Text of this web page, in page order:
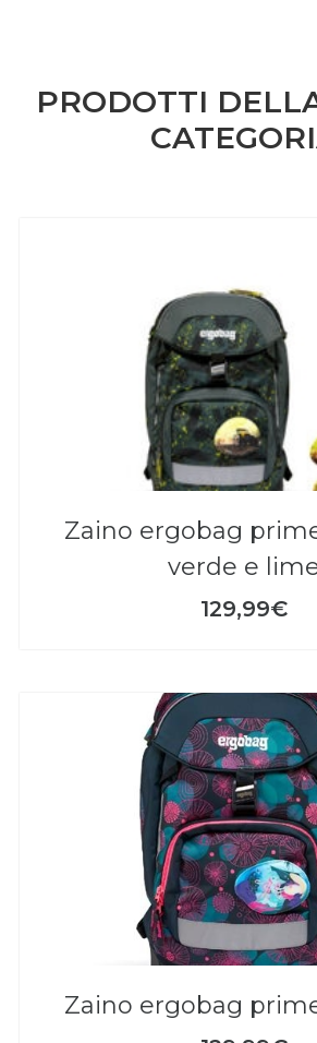
PRODOTTI
zaino ergobag prime fantasia
verde e
129,99€
zaino ergobag